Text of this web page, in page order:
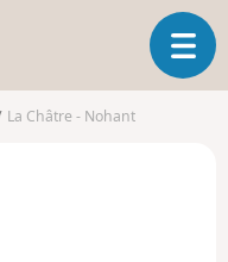
O
u
La Châtre - Nohant